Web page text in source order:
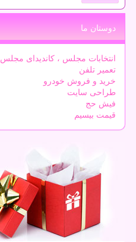
دوستان ما
انتخابات مجلس ، کاندیدای مجلس
تعمیر تلفن
خرید و فروش خودرو
طراحی سایت
فیش حج
قیمت بیسیم